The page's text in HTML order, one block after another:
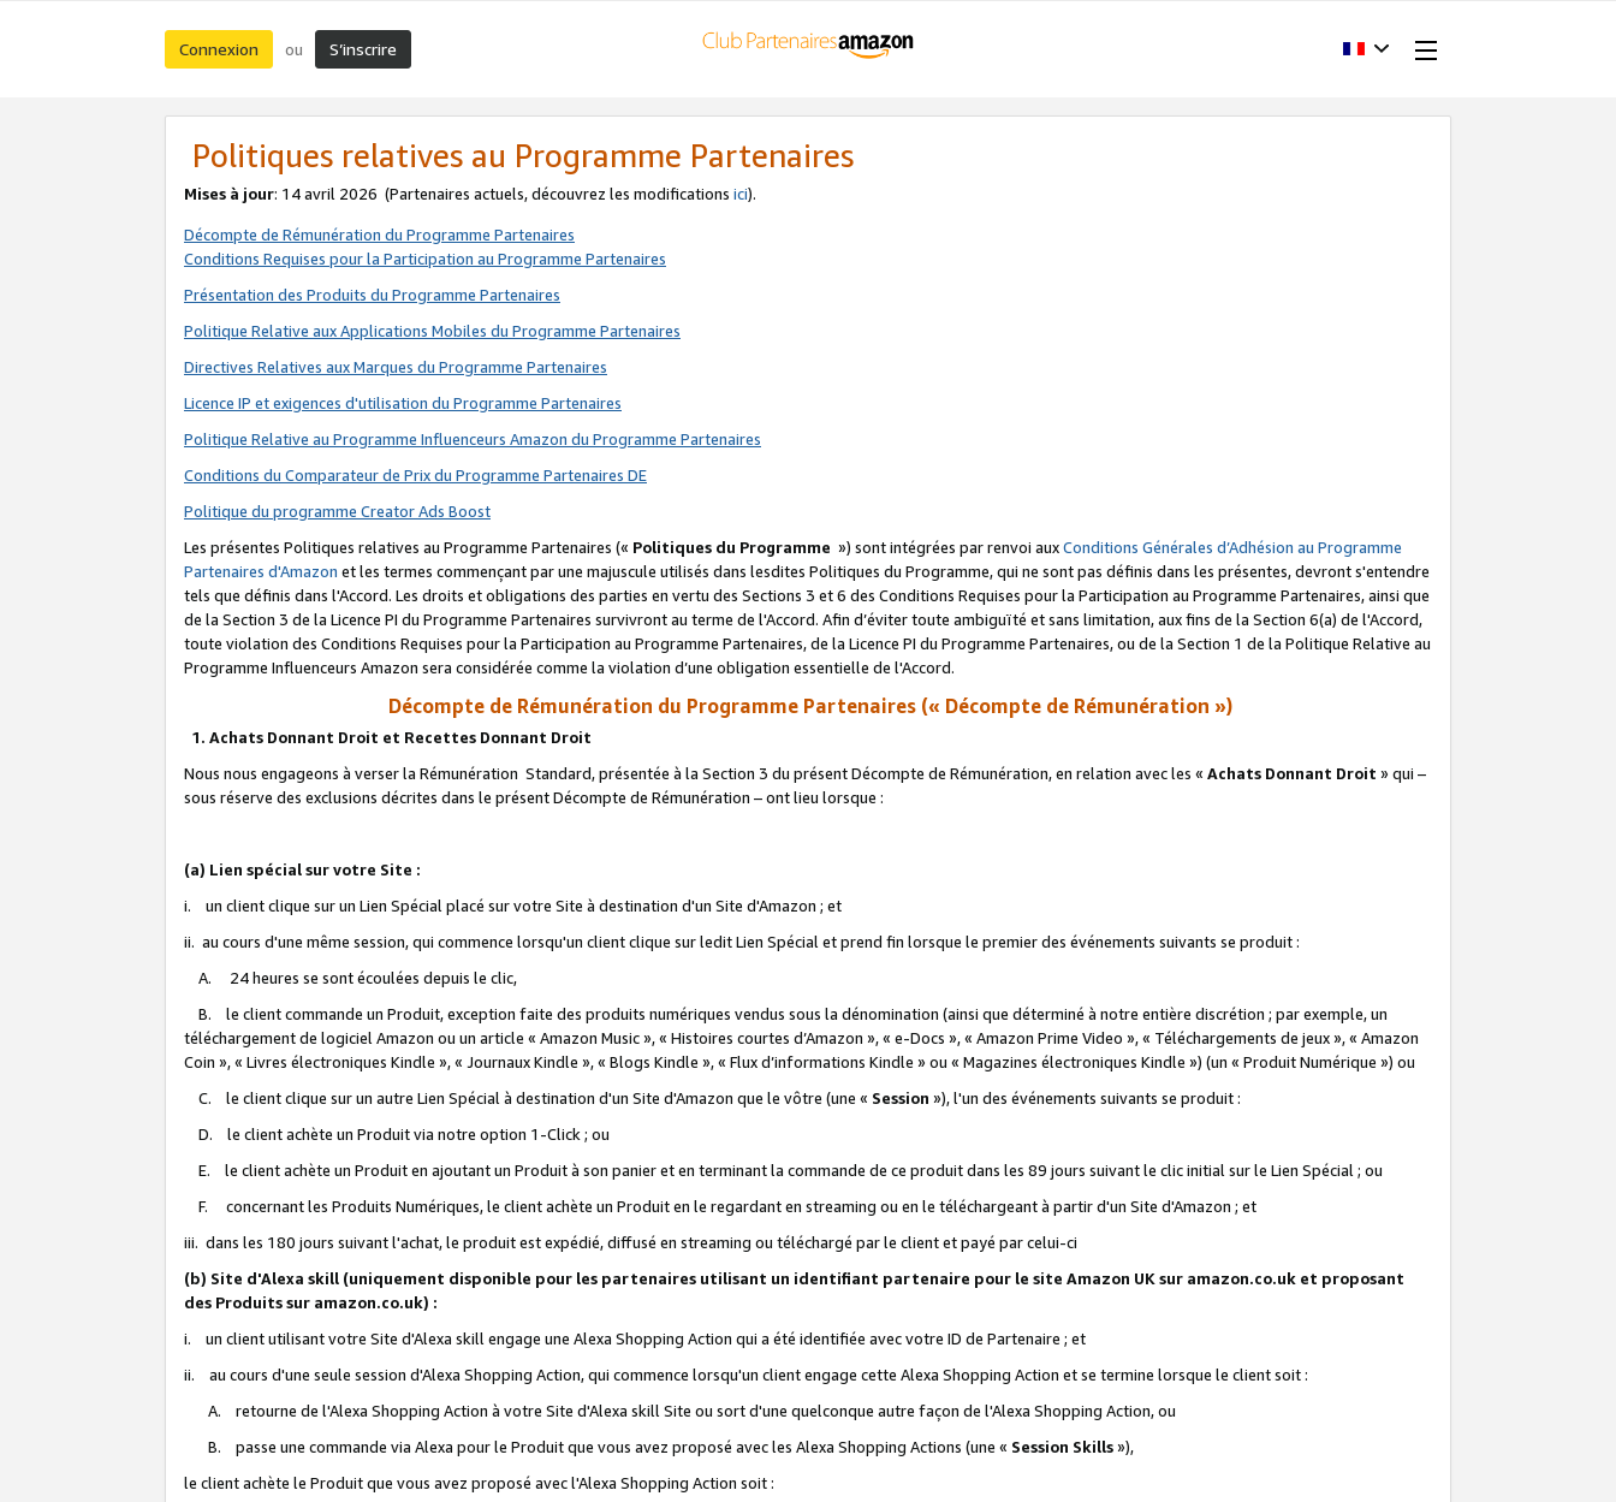
Connexion ou S’inscrire
Politiques relatives au Programme Partenaires
Mises à jour: 14 avril 2026 (Partenaires actuels, découvrez les modifications ici).
Décompte de Rémunération du Programme Partenaires
Conditions Requises pour la Participation au Programme Partenaires
Présentation des Produits du Programme Partenaires
Politique Relative aux Applications Mobiles du Programme Partenaires
Directives Relatives aux Marques du Programme Partenaires
Licence IP et exigences d'utilisation du Programme Partenaires
Politique Relative au Programme Influenceurs Amazon du Programme Partenaires
Conditions du Comparateur de Prix du Programme Partenaires DE
Politique du programme Creator Ads Boost
Les présentes Politiques relatives au Programme Partenaires (« Politiques du Programme ») sont intégrées par renvoi auxConditions Générales d’Adhésion au Programme
Partenaires d'Amazon et les termes commençant par une majuscule utilisés dans lesdites Politiques du Programme, qui ne sont pas définis dans les présentes, devront s'entendre
tels que définis dans l'Accord. Les droits et obligations des parties en vertu des Sections 3 et 6 des Conditions Requises pour la Participation au Programme Partenaires, ainsi que
de la Section 3 de la Licence PI du Programme Partenaires survivront au terme de l'Accord. Afin d’éviter toute ambiguïté et sans limitation, aux fins de la Section 6(a) de l'Accord,
toute violation des Conditions Requises pour la Participation au Programme Partenaires, de la Licence PI du Programme Partenaires, ou de la Section 1 de la Politique Relative au
Programme Influenceurs Amazon sera considérée comme la violation d’une obligation essentielle de l'Accord.
Décompte de Rémunération du Programme Partenaires (« Décompte de Rémunération »)
1. Achats Donnant Droit et Recettes Donnant Droit
Nous nous engageons à verser la Rémunération Standard, présentée à la Section 3 du présent Décompte de Rémunération, en relation avec les « Achats Donnant Droit » qui –
sous réserve des exclusions décrites dans le présent Décompte de Rémunération – ont lieu lorsque :
(a) Lien spécial sur votre Site :
i. un client clique sur un Lien Spécial placé sur votre Site à destination d'un Site d'Amazon ; et
ii. au cours d'une même session, qui commence lorsqu'un client clique sur ledit Lien Spécial et prend fin lorsque le premier des événements suivants se produit :
A. 24 heures se sont écoulées depuis le clic,
B. le client commande un Produit, exception faite des produits numériques vendus sous la dénomination (ainsi que déterminé à notre entière discrétion ; par exemple, un
téléchargement de logiciel Amazon ou un article « Amazon Music », « Histoires courtes d’Amazon », « e-Docs », « Amazon Prime Video », « Téléchargements de jeux », « Amazon
Coin », « Livres électroniques Kindle », « Journaux Kindle », « Blogs Kindle », « Flux d’informations Kindle » ou « Magazines électroniques Kindle ») (un « Produit Numérique ») ou
C. le client clique sur un autre Lien Spécial à destination d'un Site d'Amazon que le vôtre (une « Session »), l'un des événements suivants se produit :
D. le client achète un Produit via notre option 1-Click ; ou
E. le client achète un Produit en ajoutant un Produit à son panier et en terminant la commande de ce produit dans les 89 jours suivant le clic initial sur le Lien Spécial ; ou
F. concernant les Produits Numériques, le client achète un Produit en le regardant en streaming ou en le téléchargeant à partir d'un Site d'Amazon ; et
iii. dans les 180 jours suivant l'achat, le produit est expédié, diffusé en streaming ou téléchargé par le client et payé par celui-ci
(b) Site d'Alexa skill (uniquement disponible pour les partenaires utilisant un identifiant partenaire pour le site Amazon UK sur amazon.co.uk et proposant
des Produits sur amazon.co.uk) :
i. un client utilisant votre Site d'Alexa skill engage une Alexa Shopping Action qui a été identifiée avec votre ID de Partenaire ; et
ii. au cours d'une seule session d'Alexa Shopping Action, qui commence lorsqu'un client engage cette Alexa Shopping Action et se termine lorsque le client soit :
A. retourne de l'Alexa Shopping Action à votre Site d'Alexa skill Site ou sort d'une quelconque autre façon de l'Alexa Shopping Action, ou
B. passe une commande via Alexa pour le Produit que vous avez proposé avec les Alexa Shopping Actions (une « Session Skills»),
le client achète le Produit que vous avez proposé avec l'Alexa Shopping Action soit :